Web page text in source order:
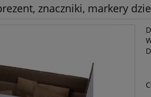
znaczniki, markery